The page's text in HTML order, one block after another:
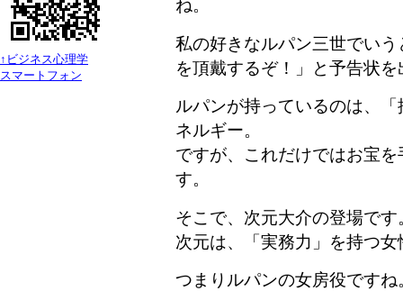
ね。
私の好きなルパン三世でい
を頂戴するぞ！」と予告状
ルパンが持っているのは、
ネルギー。
ですが、これだけではお宝
す。
そこで、次元大介の登場です
次元は、「実務力」を持つ
つまりルパンの女房役ですね
↑ビジネス心理学
スマートフォン